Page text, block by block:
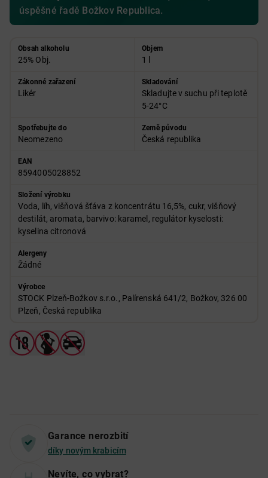
úspěšné řadě Božkov Republica.
Obsah alkoholu
25% Obj.
Objem
1 l
Zákonné zařazení
Likér
Skladování
Skladujte v suchu při teplotě
5-24°C
Spotřebujte do
Neomezeno
Země původu
Česká republika
EAN
8594005028852
Složení výrobku
Voda, líh, višňová šťáva z koncentrátu 16,5%, cukr, višňový
destilát, aromata, barvivo: karamel, regulátor kyselosti:
kyselina citronová
Alergeny
Žádné
Výrobce
STOCK Plzeň-Božkov s.r.o., Palírenská 641/2, Božkov, 326 00
Plzeň, Česká republika
Garance nerozbití
díky novým krabicím
Nevíte, co vybrat?